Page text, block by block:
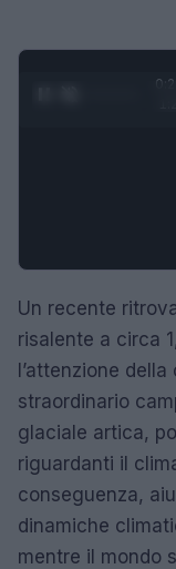
Un recente
risalente a circa
l’attenzione
straordinario
glaciale artica,
riguardanti il
conseguenza,
dinamiche
mentre il mondo